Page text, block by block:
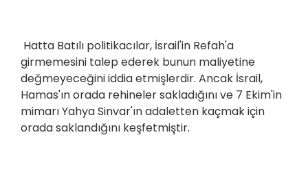
Hatta Batılı politikacılar, İsrail'in Refah'a
girmemesini talep ederek bunun maliyetine
değmeyeceğini iddia etmişlerdir. Ancak İsrail,
Hamas'ın orada rehineler sakladığını ve 7 Ekim'in
mimarı Yahya Sinvar'ın adaletten kaçmak için
orada saklandığını keşfetmiştir.